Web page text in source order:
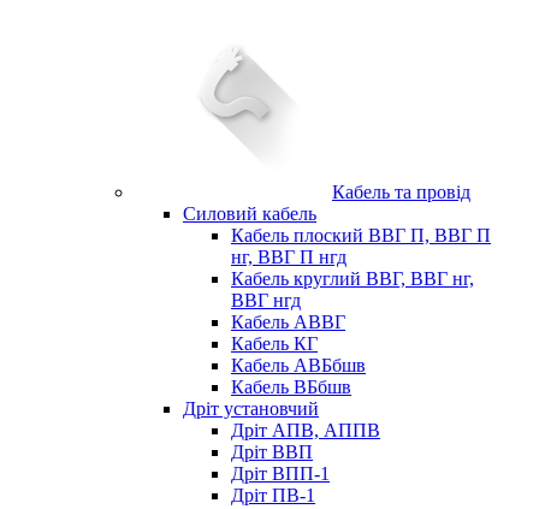
Кабель та провід
Силовий кабель
Кабель плоский ВВГ П, ВВГ П
нг, ВВГ П нгд
Кабель круглий ВВГ, ВВГ нг,
ВВГ нгд
Кабель АВВГ
Кабель КГ
Кабель АВБбшв
Кабель ВБбшв
Дріт установчий
Дріт АПВ, АППВ
Дріт ВВП
Дріт ВПП-1
Дріт ПВ-1